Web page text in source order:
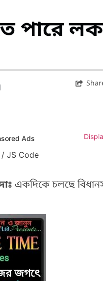
পারে
Ads
/ JS Code
একদিকে চলছে